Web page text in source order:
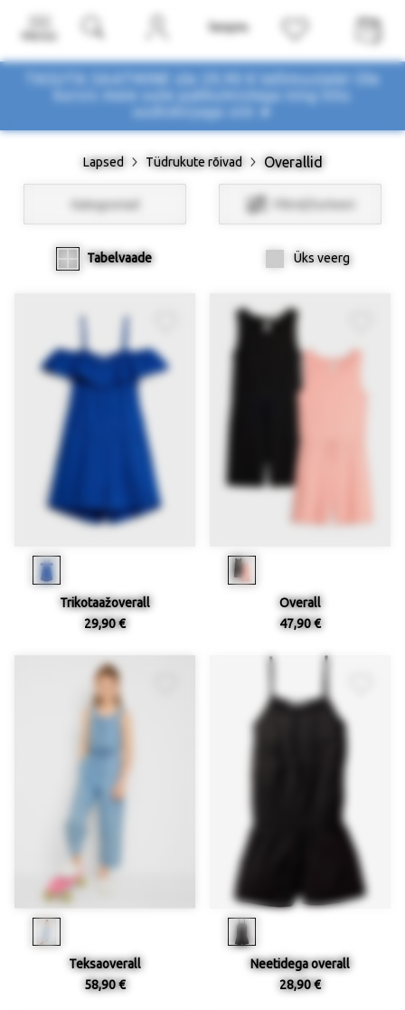
TASUTA SAATMINE üle 29,90 € tellimustele! Ole
kursis meie uute pakkumistega
uudiskirjaga siin ➤
Lapsed Tüdrukute rõivad Overallid
Kategooriad Filtrid/Sorteeri
Tabelvaade Üks veerg
Trikotaažoverall
29,90 €
Overall
47,90 €
Teksaoverall
58,90 €
Neetidega overall
28,90 €